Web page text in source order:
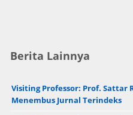
Berita Lainnya
Visiting Professor: Prof. Sattar
Menembus Jurnal Terindeks